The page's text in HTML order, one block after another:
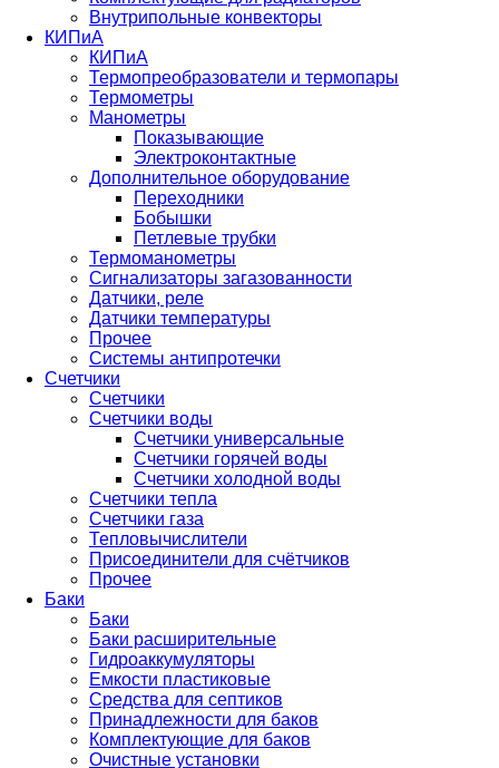
Внутрипольные конвекторы
КИПиА
КИПиА
Термопреобразователи и термопары
Термометры
Манометры
Показывающие
Электроконтактные
Дополнительное оборудование
Переходники
Бобышки
Петлевые трубки
Термоманометры
Сигнализаторы загазованности
Датчики, реле
Датчики температуры
Прочее
Системы антипротечки
Счетчики
Счетчики
Счетчики воды
Счетчики универсальные
Счетчики горячей воды
Счетчики холодной воды
Счетчики тепла
Счетчики газа
Тепловычислители
Присоединители для счётчиков
Прочее
Баки
Баки
Баки расширительные
Гидроаккумуляторы
Емкости пластиковые
Средства для септиков
Принадлежности для баков
Комплектующие для баков
Очистные установки